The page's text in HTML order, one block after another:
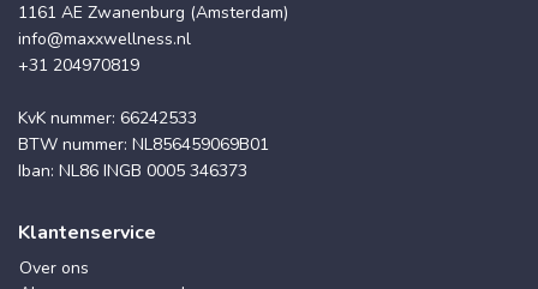
1161 AE Zwanenburg (Amsterdam)
info@maxxwellness.nl
+31 204970819
KvK nummer: 66242533
BTW nummer: NL856459069B01
Iban: NL86 INGB 0005 346373
Klantenservice
Over ons